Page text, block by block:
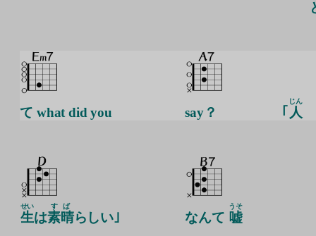
て what did you say？ ｢ 人
じん
生
せい
は素晴
すば
らしい｣ なんて 嘘
うそ